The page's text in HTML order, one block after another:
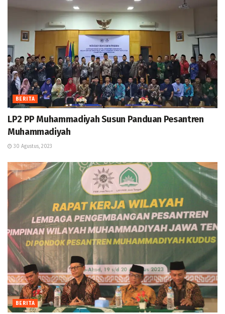
BERITA
LP2 PP Muhammadiyah Susun Panduan Pesantren
Muhammadiyah
30 Agustus, 2023
BERITA